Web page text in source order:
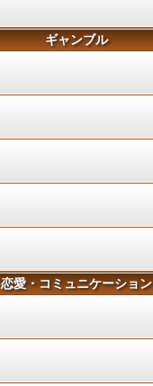
ギャンブル
恋愛・コミュニケーション